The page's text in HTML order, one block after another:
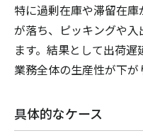
特に過剰在庫や滞留在
が落ち、ピッキングや
ます。結果として出荷遅
業務全体の生産性が下が
具体的なケース